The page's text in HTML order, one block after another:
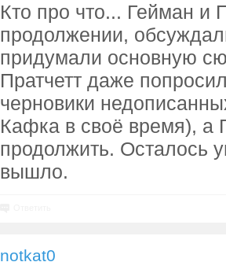
Кто про что... Гейман и
продолжении,
придумали основную
Пратчетт даже
черновики
Кафка в своё время), а
продолжить. Осталось
вышло.
notkat0